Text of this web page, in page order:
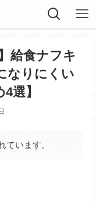
給食ナフキ
なりにくい
選】
ています。